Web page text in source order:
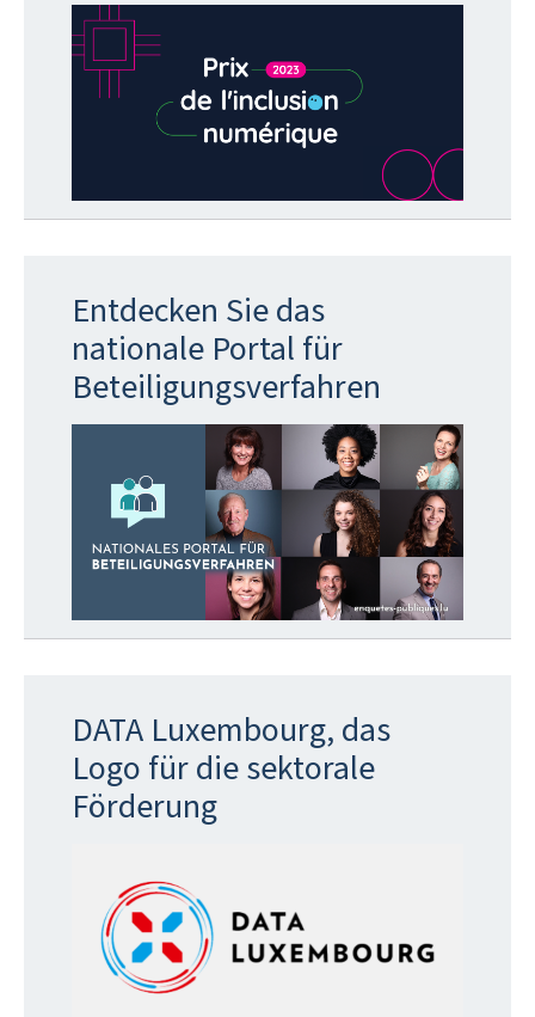
Entdecken Sie das
nationale Portal für
Beteiligungsverfahren
DATA Luxembourg, das
Logo für die sektorale
Förderung